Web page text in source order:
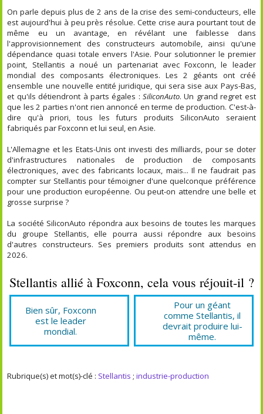
On parle depuis plus de 2 ans de la crise des semi-conducteurs, elle
est aujourd'hui à peu près résolue. Cette crise aura pourtant tout de
même eu un avantage, en révélant une faiblesse dans
l'approvisionnement des constructeurs automobile, ainsi qu'une
dépendance quasi totale envers l'Asie. Pour solutionner le premier
point, Stellantis a noué un partenariat avec Foxconn, le leader
mondial des composants électroniques. Les 2 géants ont créé
ensemble une nouvelle entité juridique, qui sera sise aux Pays-Bas,
et qu'ils détiendront à parts égales :SiliconAuto. Un grand regret est
que les 2 parties n'ont rien annoncé en terme de production. C'est-à-
dire qu'à priori, tous les futurs produits SiliconAuto seraient
fabriqués par Foxconn et lui seul, en Asie.
L'Allemagne et les Etats-Unis ont investi des milliards, pour se doter
d'infrastructures nationales de production de composants
électroniques, avec des fabricants locaux, mais... Il ne faudrait pas
compter sur Stellantis pour témoigner d'une quelconque préférence
pour une production européenne. Ou peut-on attendre une belle et
grosse surprise ?
La société SiliconAuto répondra aux besoins de toutes les marques
du groupe Stellantis, elle pourra aussi répondre aux besoins
d'autres constructeurs. Ses premiers produits sont attendus en
2026.
Stellantis allié à Foxconn, cela vous réjouit-il ?
Bien sûr, Foxconn
est le leader
mondial.
Pour un géant
comme Stellantis, il
devrait produire lui-
même.
Rubrique(s) et mot(s)-clé : Stellantis ;industrie-production